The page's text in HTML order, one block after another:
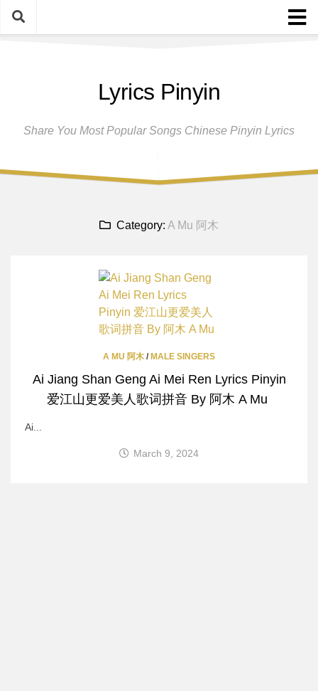
Skip
Disclaimer And Privacy Policy
Lyrics Pinyin
Share You Most Popular Songs Chinese Pinyin Lyrics
Category: A Mu 阿木
A MU 阿木 / MALE SINGERS
Ai Jiang Shan Geng Ai Mei Ren Lyrics Pinyin
爱江山更爱美人歌词拼音 By 阿木 A Mu
Ai...
March 9, 2024